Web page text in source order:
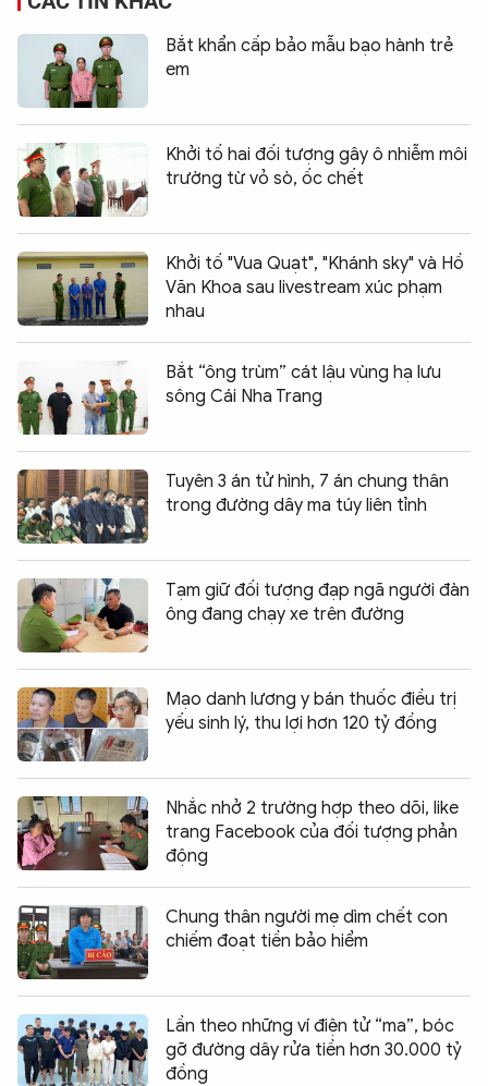
Bắt khẩn cấp bảo mẫu bạo hành trẻ
em
Khởi tố hai đối tượng gây ô nhiễm môi
trường từ vỏ sò, ốc chết
Khởi tố "Vua Quạt", "Khánh sky" và Hồ
Văn Khoa sau livestream xúc phạm
nhau
Bắt “ông trùm” cát lậu vùng hạ lưu
sông Cái Nha Trang
Tuyên 3 án tử hình, 7 án chung thân
trong đường dây ma túy liên tỉnh
Tạm giữ đối tượng đạp ngã người đàn
ông đang chạy xe trên đường
Mạo danh lương y bán thuốc điều trị
yếu sinh lý, thu lợi hơn 120 tỷ đồng
Nhắc nhở 2 trường hợp theo dõi, like
trang Facebook của đối tượng phản
động
Chung thân người mẹ dìm chết con
chiếm đoạt tiền bảo hiểm
Lần theo những ví điện tử “ma”, bóc
gỡ đường dây rửa tiền hơn 30.000 tỷ
đồng